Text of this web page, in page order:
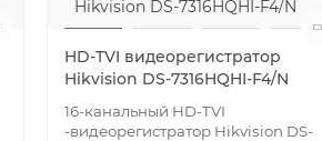
HD-TVI видеорегистратор
Hikvision DS-7316HQHI-F4/N
16-канальный HD-TVI
-видеорегистратор Hikvision DS-